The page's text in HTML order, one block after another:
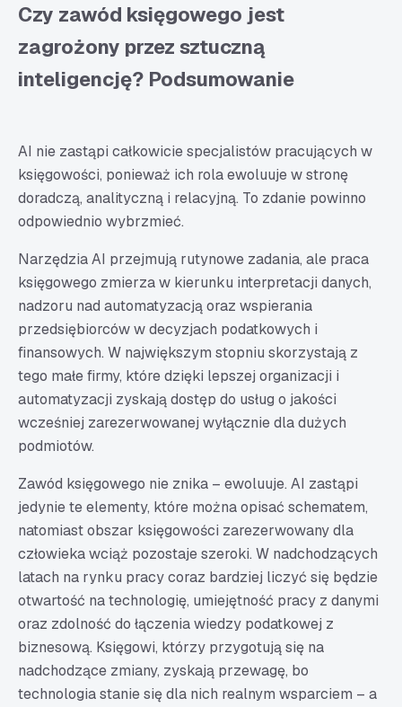
Czy zawód księgowego jest
zagrożony przez sztuczną
inteligencję? Podsumowanie
AI nie zastąpi całkowicie specjalistów pracujących w
księgowości, ponieważ ich rola ewoluuje w stronę
doradczą, analityczną i relacyjną. To zdanie powinno
odpowiednio wybrzmieć.
Narzędzia AI przejmują rutynowe zadania, ale praca
księgowego zmierza w kierunku interpretacji danych,
nadzoru nad automatyzacją oraz wspierania
przedsiębiorców w decyzjach podatkowych i
finansowych. W największym stopniu skorzystają z
tego małe firmy, które dzięki lepszej organizacji i
automatyzacji zyskają dostęp do usług o jakości
wcześniej zarezerwowanej wyłącznie dla dużych
podmiotów.
Zawód księgowego nie znika – ewoluuje. AI zastąpi
jedynie te elementy, które można opisać schematem,
natomiast obszar księgowości zarezerwowany dla
człowieka wciąż pozostaje szeroki. W nadchodzących
latach na rynku pracy coraz bardziej liczyć się będzie
otwartość na technologię, umiejętność pracy z danymi
oraz zdolność do łączenia wiedzy podatkowej z
biznesową. Księgowi, którzy przygotują się na
nadchodzące zmiany, zyskają przewagę, bo
technologia stanie się dla nich realnym wsparciem – a